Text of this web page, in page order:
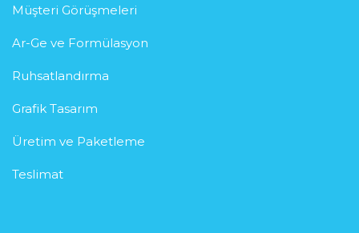
Müşteri Görüşmeleri
Ar-Ge ve Formülasyon
Ruhsatlandırma
Grafik Tasarım
Üretim ve Paketleme
Teslimat